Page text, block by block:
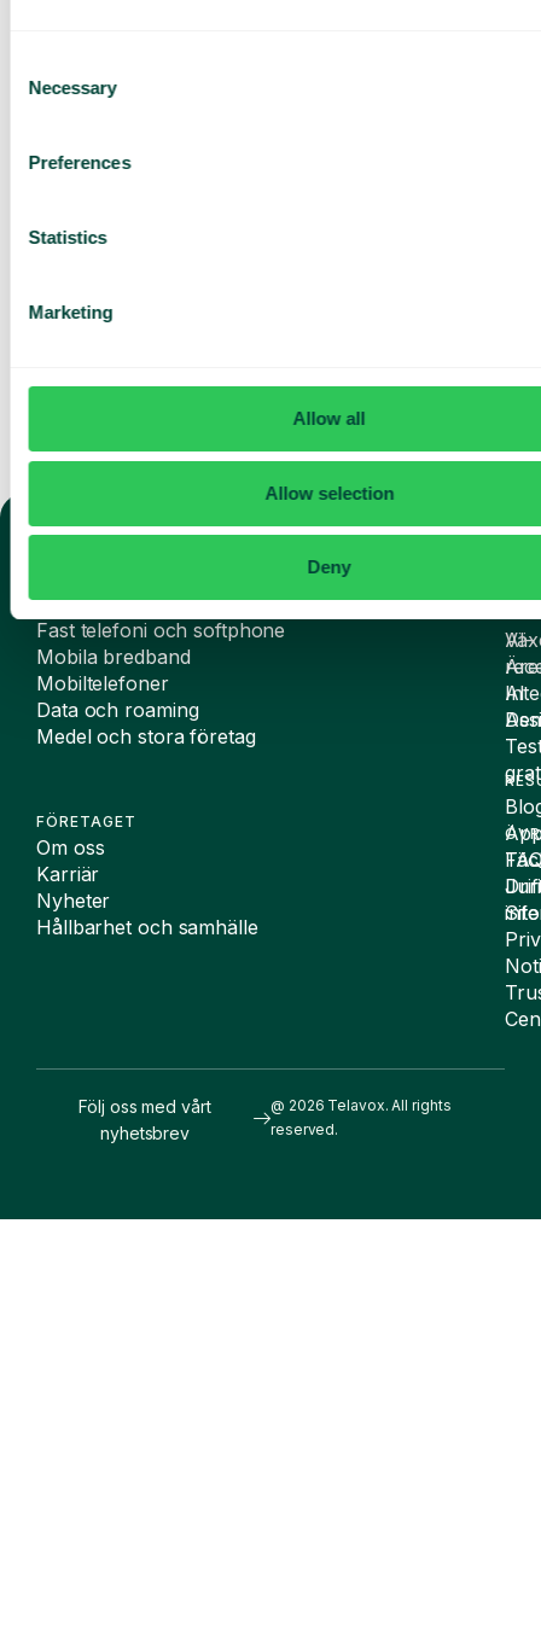
Selection
Necessary
Preferences
Statistics
Marketing
Allow all
Allow selection
Deny
Mobilabonnemang
Fast telefoni och softphone
Mobila bredband
Mobiltelefoner
Data och roaming
Medel och stora företag
FÖRETAGET
Om oss
Karriär
Nyheter
Hållbarhet och samhälle
AI-
AI
@ 2026 Telavox. All rights
reserved.
Följ oss med vårt
nyhetsbrev